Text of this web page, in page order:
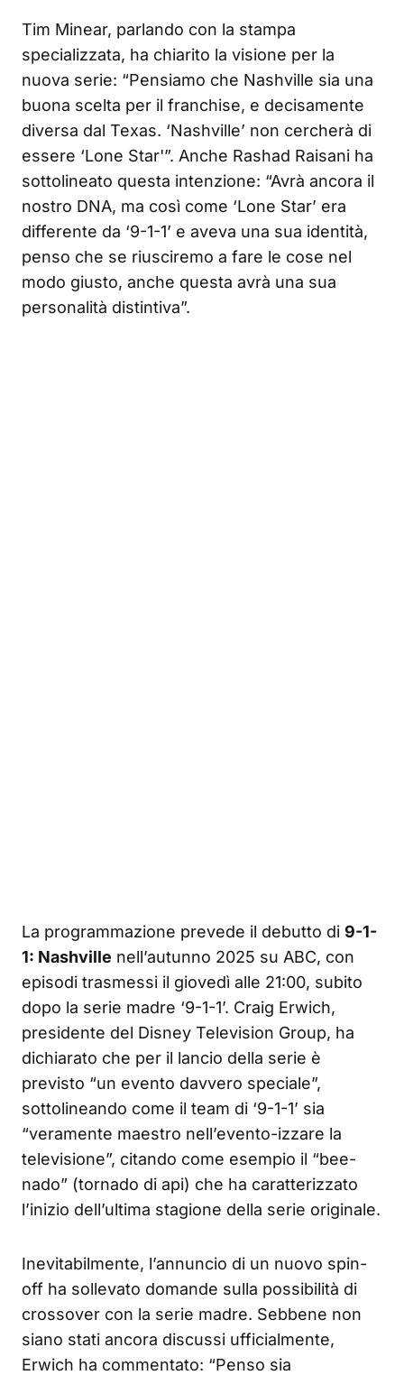
Tim Minear, parlando con la stampa
specializzata, ha chiarito la visione per la
nuova serie: “Pensiamo che Nashville sia una
buona scelta per il franchise, e decisamente
diversa dal Texas. ‘Nashville’ non cercherà di
essere ‘Lone Star'”. Anche Rashad Raisani ha
sottolineato questa intenzione: “Avrà ancora il
nostro DNA, ma così come ‘Lone Star’ era
differente da ‘9-1-1’ e aveva una sua identità,
penso che se riusciremo a fare le cose nel
modo giusto, anche questa avrà una sua
personalità distintiva”.
La programmazione prevede il debutto di 9-1-
1: Nashville nell’autunno 2025 su ABC, con
episodi trasmessi il giovedì alle 21:00, subito
dopo la serie madre ‘9-1-1’. Craig Erwich,
presidente del Disney Television Group, ha
dichiarato che per il lancio della serie è
previsto “un evento davvero speciale”,
sottolineando come il team di ‘9-1-1’ sia
“veramente maestro nell’evento-izzare la
televisione”, citando come esempio il “bee-
nado” (tornado di api) che ha caratterizzato
l’inizio dell’ultima stagione della serie originale.
Inevitabilmente, l’annuncio di un nuovo spin-
off ha sollevato domande sulla possibilità di
crossover con la serie madre. Sebbene non
siano stati ancora discussi ufficialmente,
Erwich ha commentato: “Penso sia